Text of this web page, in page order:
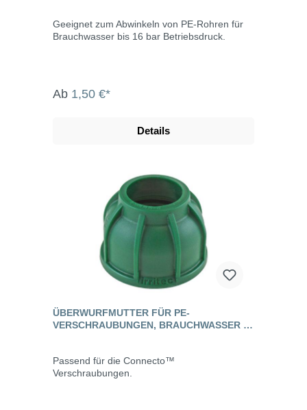
Geeignet zum Abwinkeln von PE-Rohren für
Brauchwasser bis 16 bar Betriebsdruck.
Ab 1,50 €*
Details
ÜBERWURFMUTTER FÜR PE-
VERSCHRAUBUNGEN, BRAUCHWASSER -
Passend für die Connecto™
Verschraubungen.